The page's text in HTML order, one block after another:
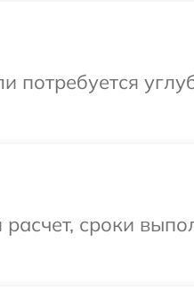
потребуется
сроки